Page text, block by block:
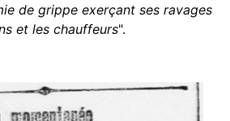
de grippe exerçant ses ravages
et les chauffeurs".